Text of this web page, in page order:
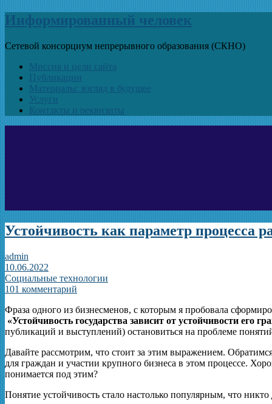
Информированный человек
Сетевой консорциум непрерывного образования (СКНО)
Миссия и цели сайта
Публикации
Материалы: взгляд в будущее
Услуги
Контакты и реквизиты
Устойчивость как параметр процесса
admin
10.06.2022
Социальные технологии
101 комментарий
Фраза одного из бизнесменов, с которым я пробовала
«Устойчивость государства зависит от устойчивости его
публикаций и выступлений) остановиться на проблеме
Давайте рассмотрим, что стоит за этим выражением.
для граждан и участии крупного бизнеса в этом процессе.
понимается под этим?
Понятие устойчивость стало настолько популярным, что